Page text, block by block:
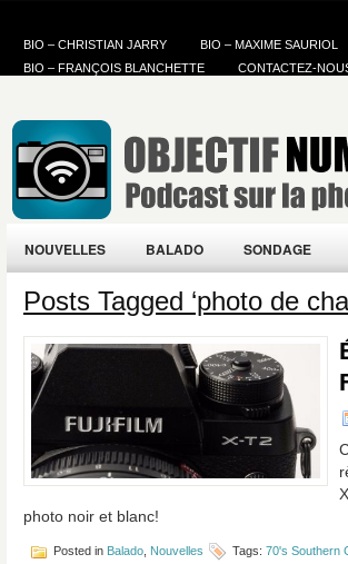
BIO – CHRISTIAN JARRY BIO – MAXIME SAURIOL
BIO – FRANÇOIS BLANCHETTE
CONTACTEZ-
NOUVELLES BALADO SONDAGE
Posts Tagged ‘photo de
photo noir et blanc!
Posted in Balado Nouvelles Tags: 70's Southern